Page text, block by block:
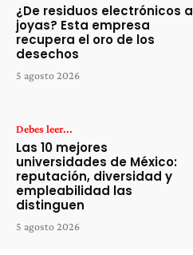
¿De residuos electrónicos a
joyas? Esta empresa
recupera el oro de los
desechos
5 agosto 2026
Debes leer...
Las 10 mejores
universidades de México:
reputación, diversidad y
empleabilidad las
distinguen
5 agosto 2026